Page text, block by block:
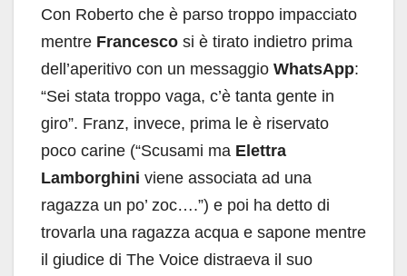
Con Roberto che è parso troppo impacciato
mentre Francesco si è tirato indietro prima
dell’aperitivo con un messaggio WhatsApp:
“Sei stata troppo vaga, c’è tanta gente in
giro”. Franz, invece, prima le è riservato
poco carine (“Scusami ma Elettra
Lamborghini viene associata ad una
ragazza un po’ zoc….”) e poi ha detto di
trovarla una ragazza acqua e sapone mentre
il giudice di The Voice distraeva il suo